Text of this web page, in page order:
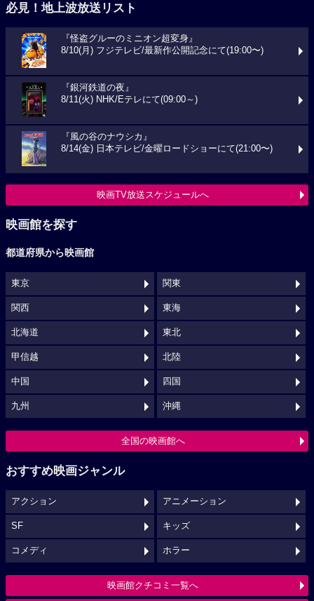
必見！地上波放送リスト
『怪盗グルーのミニオン超変身』
8/10(月) フジテレビ/最新作公開記念にて(19:00〜)
『銀河鉄道の夜』
8/11(火) NHK/Eテレにて(09:00～)
『風の谷のナウシカ』
8/14(金) 日本テレビ/金曜ロードショーにて(21:00〜)
映画TV放送スケジュールへ
映画館を探す
都道府県から映画館
東京 関東
関西 東海
北海道 東北
甲信越 北陸
中国 四国
九州 沖縄
全国の映画館へ
おすすめ映画ジャンル
アクション アニメーション
SF キッズ
コメディ ホラー
映画館クチコミ一覧へ